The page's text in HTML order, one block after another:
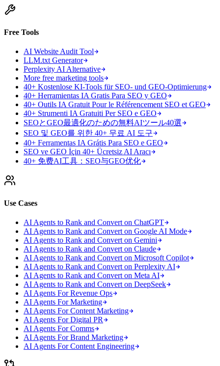
Free Tools
AI Website Audit Tool
LLM.txt Generator
Perplexity AI Alternative
More free marketing tools
40+ Kostenlose KI-Tools für SEO- und GEO-Optimierung
40+ Herramientas IA Gratis Para SEO y GEO
40+ Outils IA Gratuit Pour le Référencement SEO et GEO
40+ Strumenti IA Gratuiti Per SEO e GEO
SEOとGEO最適化のための無料AIツール40選
SEO 및 GEO를 위한 40+ 무료 AI 도구
40+ Ferramentas IA Grátis Para SEO e GEO
SEO ve GEO İçin 40+ Ücretsiz AI Aracı
40+ 免费AI工具：SEO与GEO优化
Use Cases
AI Agents to Rank and Convert on ChatGPT
AI Agents to Rank and Convert on Google AI Mode
AI Agents to Rank and Convert on Gemini
AI Agents to Rank and Convert on Claude
AI Agents to Rank and Convert on Microsoft Copilot
AI Agents to Rank and Convert on Perplexity AI
AI Agents to Rank and Convert on Meta AI
AI Agents to Rank and Convert on DeepSeek
AI Agents For Revenue Ops
AI Agents For Marketing
AI Agents For Content Marketing
AI Agents For Digital PR
AI Agents For Comms
AI Agents For Brand Marketing
AI Agents For Content Engineering